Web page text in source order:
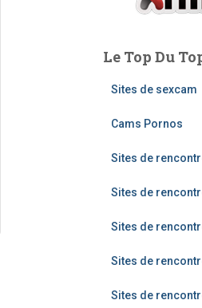
Le Top Du
Sites de sexcam
Cams Pornos
Sites de
Sites de
Sites de
Sites de
Sites de